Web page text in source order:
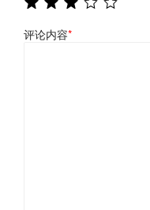
评论内容*